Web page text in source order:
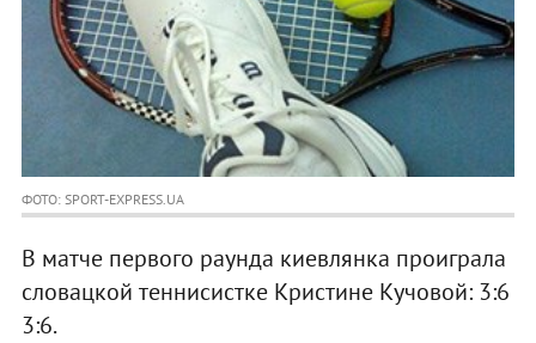
ФОТО: SPORT-EXPRESS.UA
В матче первого раунда киевлянка проиграла
словацкой теннисистке Кристине Кучовой: 3:6
3:6.